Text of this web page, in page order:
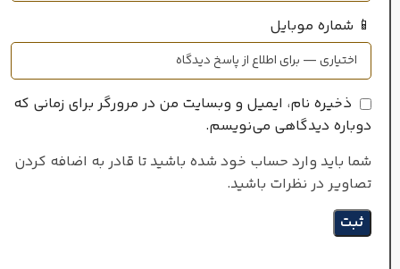
📱 شماره موبایل
ذخیره نام، ایمیل و وبسایت من در مرورگر برای زمانی که
دوباره دیدگاهی می‌نویسم.
شما باید وارد حساب خود شده باشید تا قادر به اضافه کردن
تصاویر در نظرات باشید.